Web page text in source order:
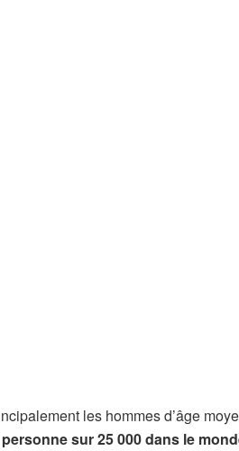
les hommes d’âge
personne sur 25 000 dans le